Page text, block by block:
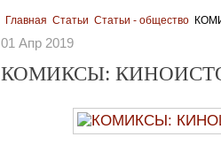
Главная Статьи Статьи - общество
01 Апр 2019
КОМИКСЫ: